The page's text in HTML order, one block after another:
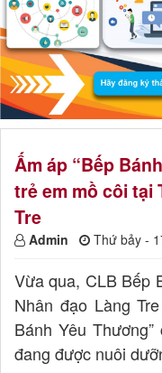
Ấm áp “Bếp
trẻ em mồ côi tại
Tre
Admin Thứ bảy -
Vừa qua, CLB Bếp
Nhân đạo Làng
Bánh Yêu
đang được nuôi